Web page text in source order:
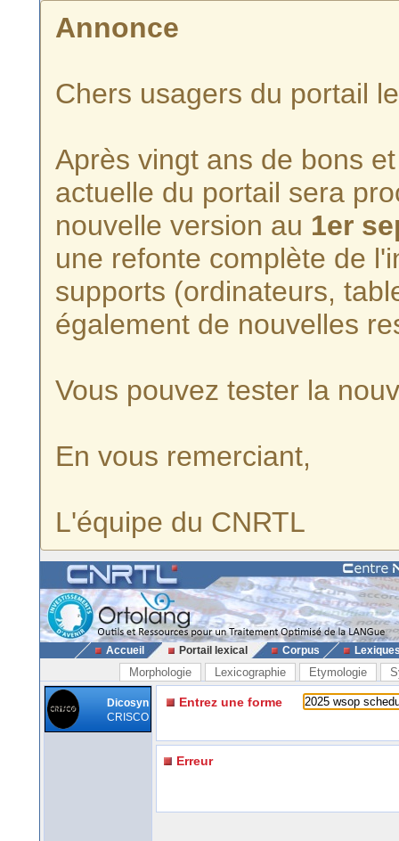
Annonce
Chers usagers du portail
Après vingt ans de bons
actuelle du portail sera
nouvelle version au 1er
une refonte complète de
supports (ordinateurs,
également de nouvelles
Vous pouvez tester la
En vous remerciant,
L'équipe du CNRTL
Accueil Portail lexical Corpus
Morphologie Lexicographie Etymologie
Dicosyn
CRISCO
Entrez une forme
Erreur